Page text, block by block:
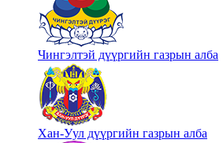
Чингэлтэй дүүргийн газрын алба
Хан-Уул дүүргийн газрын алба